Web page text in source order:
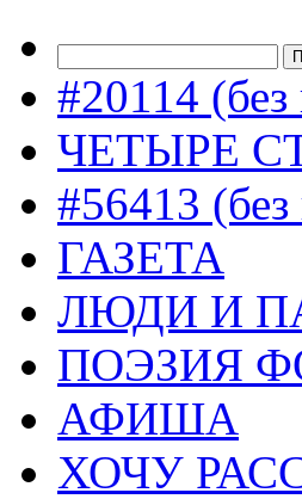
#20114 (без
ЧЕТЫРЕ
#56413 (без
ГАЗЕТА
ЛЮДИ И
ПОЭЗИЯ
АФИША
ХОЧУ